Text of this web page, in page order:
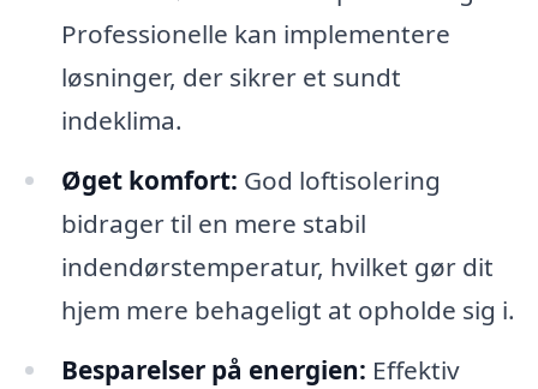
Professionelle kan implementere
løsninger, der sikrer et sundt
indeklima.
Øget komfort: God loftisolering
bidrager til en mere stabil
indendørstemperatur, hvilket gør dit
hjem mere behageligt at opholde sig i.
Besparelser på energien: Effektiv